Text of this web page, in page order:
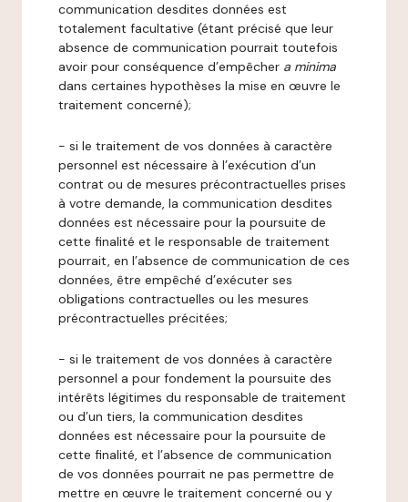
communication desdites données est
totalement facultative (étant précisé que leur
absence de communication pourrait toutefois
avoir pour conséquence d’empêcher a minima
dans certaines hypothèses la mise en œuvre le
traitement concerné);
- si le traitement de vos données à caractère
personnel est nécessaire à l’exécution d’un
contrat ou de mesures précontractuelles prises
à votre demande, la communication desdites
données est nécessaire pour la poursuite de
cette finalité et le responsable de traitement
pourrait, en l’absence de communication de ces
données, être empêché d’exécuter ses
obligations contractuelles ou les mesures
précontractuelles précitées;
- si le traitement de vos données à caractère
personnel a pour fondement la poursuite des
intérêts légitimes du responsable de traitement
ou d’un tiers, la communication desdites
données est nécessaire pour la poursuite de
cette finalité, et l’absence de communication
de vos données pourrait ne pas permettre de
mettre en œuvre le traitement concerné ou y